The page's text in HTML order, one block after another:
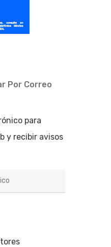
Por Correo
para
y recibir avisos